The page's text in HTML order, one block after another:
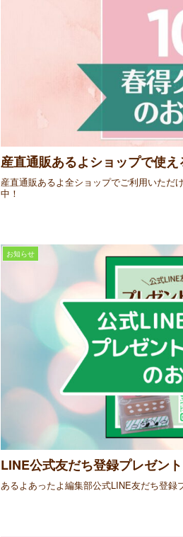
産直通販あるよショップで使
産直通販あるよ全ショップでご利用いただ
中！
お知らせ
LINE公式友だち登録プレゼン
あるよあったよ編集部公式LINE友だち登録